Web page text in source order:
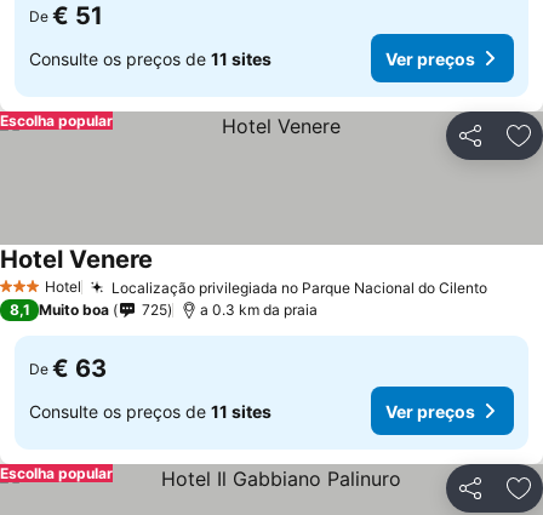
De € 51
Consulte os preços de 11 sites Ver preços
Partilhar
Escolha popular
3 EstrelasHotel Localização privilegiada no Parque Nacional do Cilento
Hotel Venere
8,1 Muito boa 725 a 0.3 km da praia
De € 63
Consulte os preços de 11 sites Ver preços
Partilhar
Escolha popular